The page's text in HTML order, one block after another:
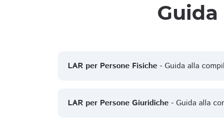
LAR per Persone Fisiche - Guida alla
LAR per Persone Giuridiche - Guida alla